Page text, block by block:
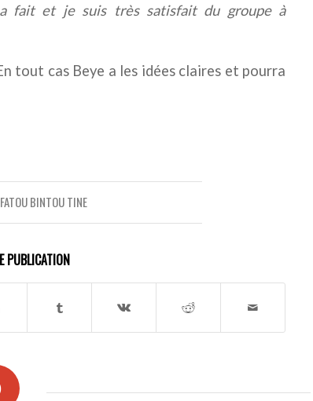
a fait et je suis très satisfait du groupe à
tout cas Beye a les idées claires et pourra
FATOU BINTOU TINE
PUBLICATION